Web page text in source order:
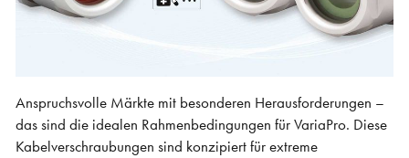
Anspruchsvolle Märkte mit besonderen Herausforderungen –
das sind die idealen Rahmenbedingungen für VariaPro. Diese
Kabelverschraubungen sind konzipiert für extreme